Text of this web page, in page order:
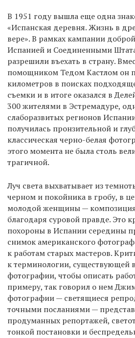
В 1951 году вышла еще одна
«Испанская деревня. Жизнь в
вере». В рамках кампании
Испанией и Соединенными
разрешили въехать в страну.
помощником Тедом Кастлом он
километров в поисках
съемки и в итоге оказался в
300 жителями в Эстремадуре,
слаборазвитых регионов
получилась пронзительной и
классическая черно-белая
этого момента не была столь
трагичной.
Луч света выхватывает из
черном и покойника в гробу, в
молодой женщины —
благодаря суровой правде. Это
похороны в Испании середины
снимок американского
к работам старых мастеров.
к терминологии, существующей
фотографии, чтобы описать
примеру, так говорил о нем
фотографии — светящиеся
точными посланиями —
продуманных репортажей,
тонкой постановки и